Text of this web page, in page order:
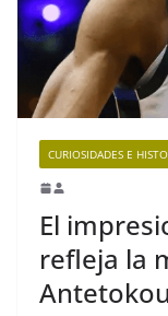
CURIOSIDADES E
El
refleja la